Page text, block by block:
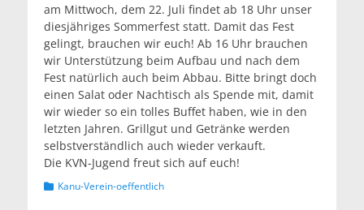
am Mittwoch, dem 22. Juli findet ab 18 Uhr unser
diesjähriges Sommerfest statt. Damit das Fest
gelingt, brauchen wir euch! Ab 16 Uhr brauchen
wir Unterstützung beim Aufbau und nach dem
Fest natürlich auch beim Abbau. Bitte bringt doch
einen Salat oder Nachtisch als Spende mit, damit
wir wieder so ein tolles Buffet haben, wie in den
letzten Jahren. Grillgut und Getränke werden
selbstverständlich auch wieder verkauft.
Die KVN-Jugend freut sich auf euch!
Kategorien
Kanu-Verein-oeffentlich